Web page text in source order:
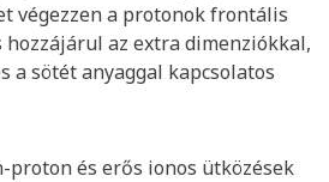
végezzen a protonok frontális
az extra dimenziókkal,
a sötét anyaggal kapcsolatos
proton és erős ionos ütközések